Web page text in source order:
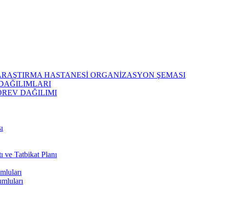
HASTANESİ ORGANİZASYON ŞEMASI
DAĞILIMI
ve Tatbikat Planı